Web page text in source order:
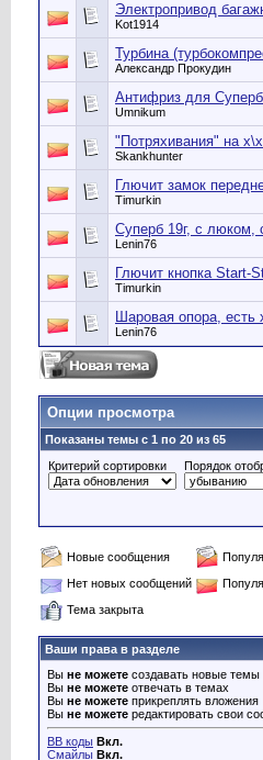
Электропривод
Kot1914
Турбина
Александр Прокудин
Антифриз для Суперб
Umnikum
"Потряхивания" на
Skankhunter
Глючит замок
Timurkin
Суперб 19г, с люком,
Lenin76
Глючит кнопка Start-
Timurkin
Шаровая опора, есть
Lenin76
Опции просмотра
Показаны темы с 1 по 20 из 65
Критерий сортировки
Порядок
Новые сообщения
Нет новых сообщений
Тема закрыта
Ваши права в разделе
Вы не можете создавать новые темы
Вы не можете отвечать в темах
Вы не можете прикреплять вложения
Вы не можете редактировать свои
BB коды Вкл.
Смайлы Вкл.